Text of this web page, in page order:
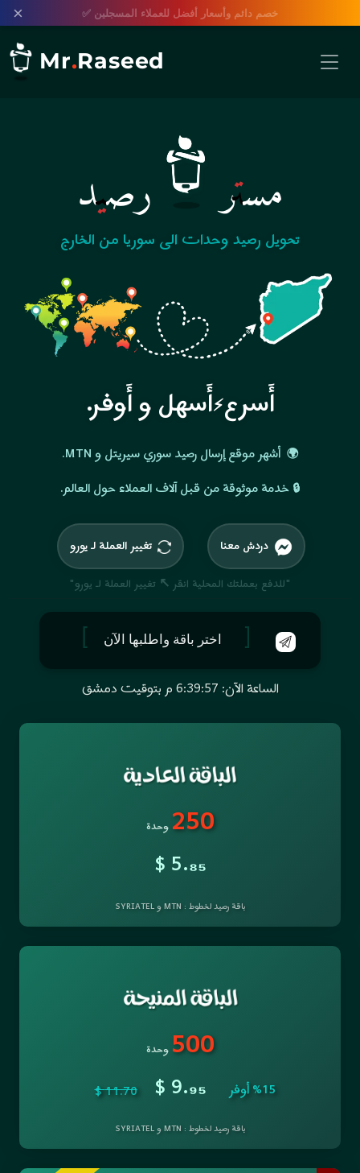
خصم دائم وأسعار أفضل للعملاء المسجلين ✅ ×
Mr.Raseed
أَسرع⚡أَسهل و أَوفر.
🌍 أشهر موقع إرسال رصيد سوري سيريتل و MTN.
🔒 خدمة موثوقة من قبل آلاف العملاء حول العالم.
دردش معنا تغيير العملة لـ يورو
"للدفع بعملتك المحلية انقر ↖ تغيير العملة لـ يورو"
مستر رصيد
تحويل رصيد وحدات الى سوريا من الخارج
خلال 5 لـ 20 دقيقة
الساعة الآن: 6:39:59 م بتوقيت دمشق
250وحدة
$ 5.₈₅
باقة رصيد لخطوط : MTN و SYRIATEL
500وحدة
$ 9.₉₅ %15 أوفر 11.70 $
باقة رصيد لخطوط : MTN و SYRIATEL